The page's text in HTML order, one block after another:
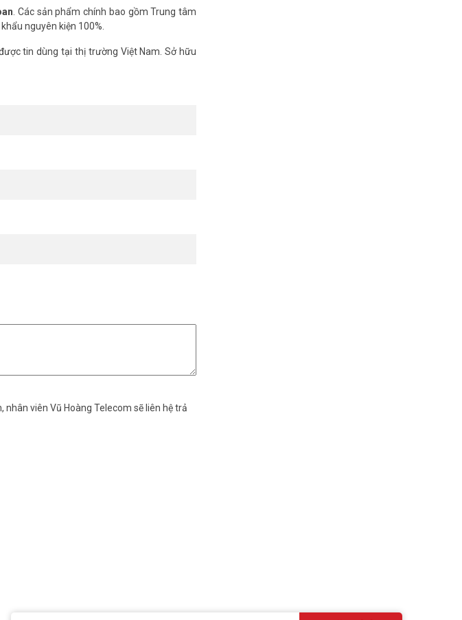
. Các sản phẩm chính bao gồm Trung tâm
nguyên kiện 100%.
tin dùng tại thị trường Việt Nam. Sở hữu
viên Vũ Hoàng Telecom sẽ liên hệ trả